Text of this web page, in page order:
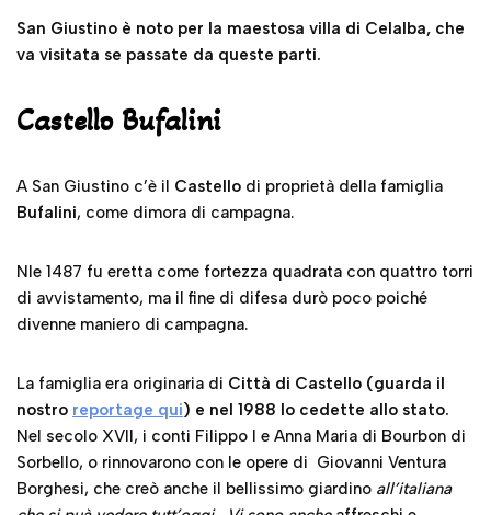
San Giustino è noto per la maestosa villa di Celalba, che
va visitata se passate da queste parti.
Castello Bufalini
A San Giustino c’è il Castello di proprietà della famiglia
Bufalini, come dimora di campagna.
Nle 1487 fu eretta come fortezza quadrata con quattro torri
di avvistamento, ma il fine di difesa durò poco poiché
divenne maniero di campagna.
La famiglia era originaria di Città di Castello (guarda il
nostro reportage qui) e nel 1988 lo cedette allo stato.
Nel secolo XVII, i conti Filippo I e Anna Maria di Bourbon di
Sorbello, o rinnovarono con le opere di Giovanni Ventura
Borghesi, che creò anche il bellissimo giardino all’italiana